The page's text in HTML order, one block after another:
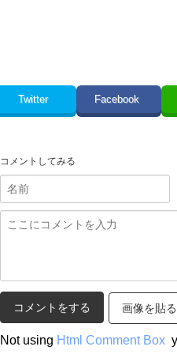
Twitter Facebook
コメントしてみる
画像を貼る
Not using Html Comment Box